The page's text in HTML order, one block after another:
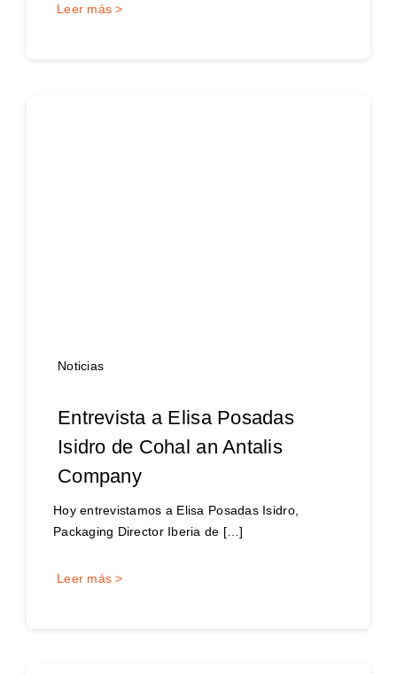
Leer más >
Noticias
Entrevista a Elisa Posadas
Isidro de Cohal an Antalis
Company
Hoy entrevistamos a Elisa Posadas Isidro,
Packaging Director Iberia de […]
Leer más >